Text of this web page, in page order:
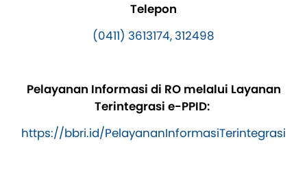
Telepon
(0411) 3613174, 312498
Pelayanan Informasi di RO melalui Layanan
Terintegrasi e-PPID:
https://bbri.id/PelayananInformasiTerintegrasi